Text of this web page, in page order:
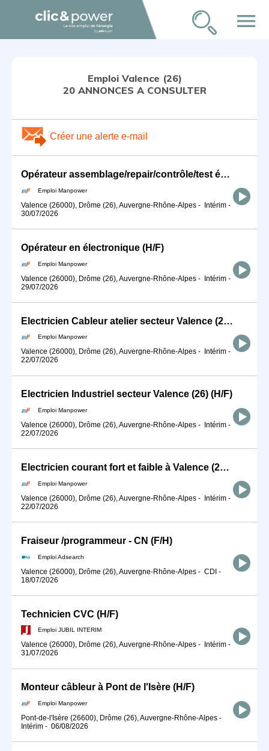
menu
Emploi Valence (26)
20 ANNONCES A CONSULTER
Créer une alerte e-mail
Opérateur assemblage/repair/contrôle/test équipements électriques (H/F)
Emploi Manpower
Valence (26000), Drôme (26), Auvergne-Rhône-Alpes - Intérim -
30/07/2026
Opérateur en électronique (H/F)
Emploi Manpower
Valence (26000), Drôme (26), Auvergne-Rhône-Alpes - Intérim -
29/07/2026
Electricien Cableur atelier secteur Valence (26) (H/F)
Emploi Manpower
Valence (26000), Drôme (26), Auvergne-Rhône-Alpes - Intérim -
22/07/2026
Electricien Industriel secteur Valence (26) (H/F)
Emploi Manpower
Valence (26000), Drôme (26), Auvergne-Rhône-Alpes - Intérim -
22/07/2026
Electricien courant fort et faible à Valence (26) (H/F)
Emploi Manpower
Valence (26000), Drôme (26), Auvergne-Rhône-Alpes - Intérim -
22/07/2026
Fraiseur /programmeur - CN (F/H)
Emploi Adsearch
Valence (26000), Drôme (26), Auvergne-Rhône-Alpes - CDI -
18/07/2026
Technicien CVC (H/F)
Emploi JUBIL INTERIM
Valence (26000), Drôme (26), Auvergne-Rhône-Alpes - Intérim -
31/07/2026
Monteur câbleur à Pont de l'Isère (H/F)
Emploi Manpower
Pont-de-l'Isère (26600), Drôme (26), Auvergne-Rhône-Alpes -
Intérim - 06/08/2026